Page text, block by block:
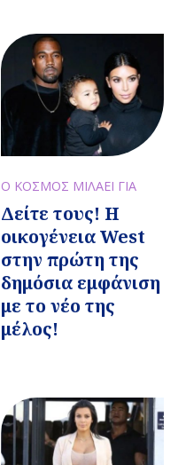
Ο ΚΟΣΜΟΣ ΜΙΛΑΕΙ ΓΙΑ
Δείτε τους! Η
οικογένεια West
στην πρώτη της
δημόσια εμφάνιση
με το νέο της
μέλος!